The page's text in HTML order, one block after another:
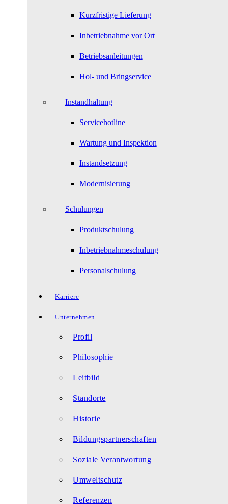
Kurzfristige Lieferung
Inbetriebnahme vor Ort
Betriebsanleitungen
Hol- und Bringservice
Instandhaltung
Servicehotline
Wartung und Inspektion
Instandsetzung
Modernisierung
Schulungen
Produktschulung
Inbetriebnahmeschulung
Personalschulung
Karriere
Unternehmen
Profil
Philosophie
Leitbild
Standorte
Historie
Bildungspartnerschaften
Soziale Verantwortung
Umweltschutz
Referenzen